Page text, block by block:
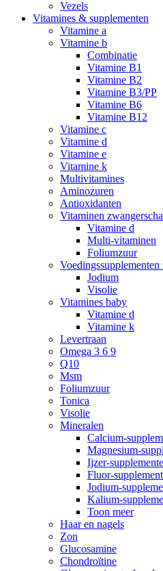
Vezels
Vitamines & supplementen
Vitamine a
Vitamine b
Combinatie
Vitamine B1
Vitamine B2
Vitamine B3/PP
Vitamine B6
Vitamine B12
Vitamine c
Vitamine d
Vitamine e
Vitamine k
Multivitamines
Aminozuren
Antioxidanten
Vitaminen
Vitamine d
Multi-vitaminen
Foliumzuur
Voedingssupplementen
Jodium
Visolie
Vitamines baby
Vitamine d
Vitamine k
Levertraan
Omega 3 6 9
Q10
Msm
Foliumzuur
Tonica
Visolie
Mineralen
Calcium-
Magnesium-
Ijzer-
Fluor-
Jodium-
Kalium-
Toon meer
Haar en nagels
Zon
Glucosamine
Chondroïtine